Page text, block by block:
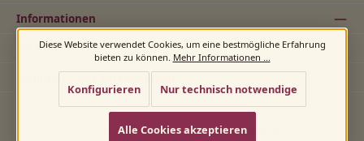
Informationen
Rechtliches
Alle Preise inkl. gesetzl. Mehrwertsteuer zzgl.Versandkosten
Diese Website verwendet Cookies, um eine bestmögliche Erfahrung
bieten zu können. Mehr Informationen ...
Nur technisch notwendige
Konfigurieren
Alle Cookies akzeptieren